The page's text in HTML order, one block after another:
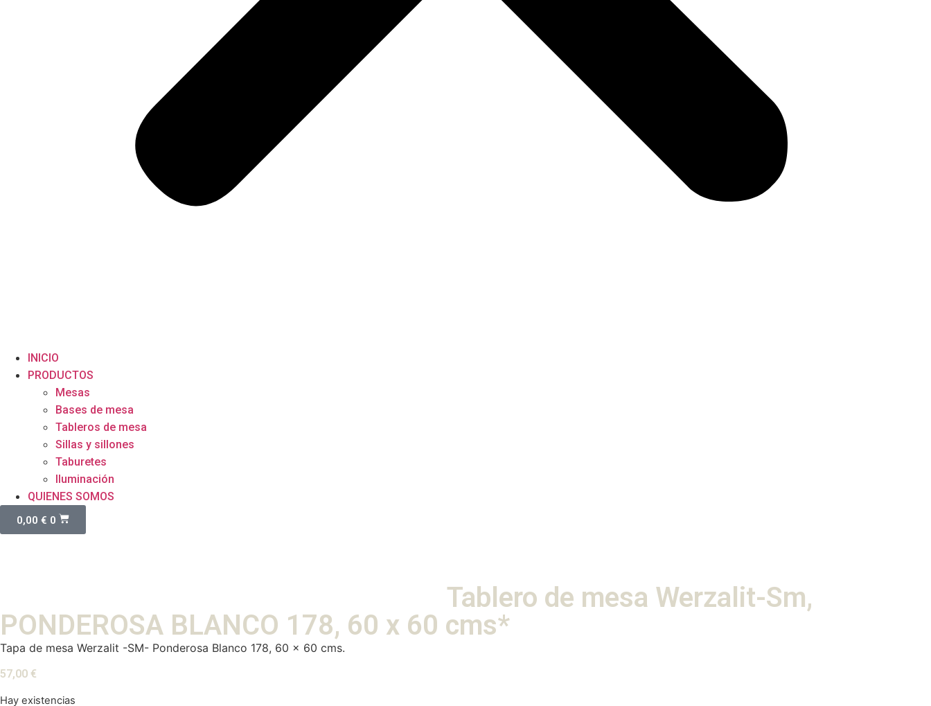
INICIO
PRODUCTOS
Mesas
Bases de mesa
Tableros de mesa
Sillas y sillones
Taburetes
Iluminación
QUIENES SOMOS
0,00 € 0
Tablero de mesa Werzalit-Sm,
PONDEROSA BLANCO 178, 60 x 60 cms*
Tapa de mesa Werzalit -SM- Ponderosa Blanco 178, 60 x 60 cms.
57,00 €
Hay existencias